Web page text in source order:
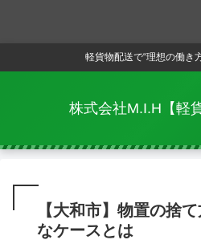
軽貨物配送で“理想の働き
株式会社M.I.H【軽
【大和市】物置の捨
なケースとは